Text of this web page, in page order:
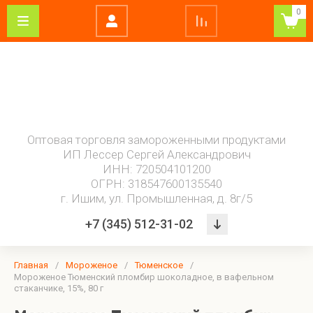
Оптовая торговля замороженными продуктами
ИП Лессер Сергей Александрович
ИНН: 720504101200
ОГРН: 318547600135540
г. Ишим, ул. Промышленная, д. 8г/5
+7 (345) 512-31-02
Купино
Тюменское
блюда
Пельмени
Тесто,
дрожжи
Пирожные
Донаты
Рыбные
морепродукты
Масло
Маргарин
Масло
Волга
Айс
Гаджиев
штучка
Добродел
0
Главная / Мороженое / Тюменское
/
Мороженое Тюменский пломбир шоколадное, в вафельном
стаканчике, 15%, 80 г